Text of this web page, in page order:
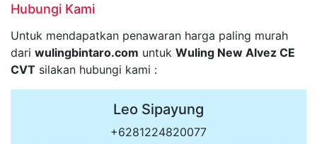
Hubungi Kami
Untuk mendapatkan penawaran harga paling murah
dari wulingbintaro.com untuk Wuling New Alvez CE
CVT silakan hubungi kami :
Leo Sipayung
+6281224820077